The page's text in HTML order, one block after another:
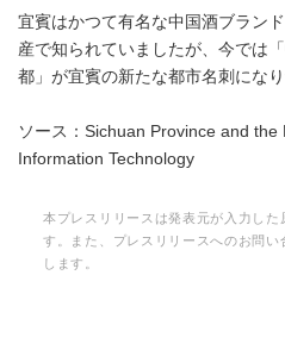
宜賓はかつて有名な中国酒ブラン
産で知られていましたが、今では
都」が宜賓の新たな都市名刺になり
ソース：Sichuan Province and
Information Technology
本プレスリリースは発表元が入力した
す。また、プレスリリースへのお問
します。